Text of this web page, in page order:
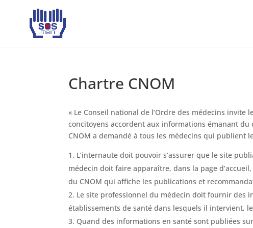
Chartre CNOM
« Le Conseil national de l’Ordre des médecins
concitoyens accordent aux informations émanant
CNOM a demandé à tous les médecins qui publient
L’internaute doit pouvoir s’assurer que le site
médecin doit faire apparaître, dans la page
du CNOM qui affiche les publications et
Le site professionnel du médecin doit fournir des
établissements de santé dans lesquels il intervient,
Quand des informations en santé sont publiées